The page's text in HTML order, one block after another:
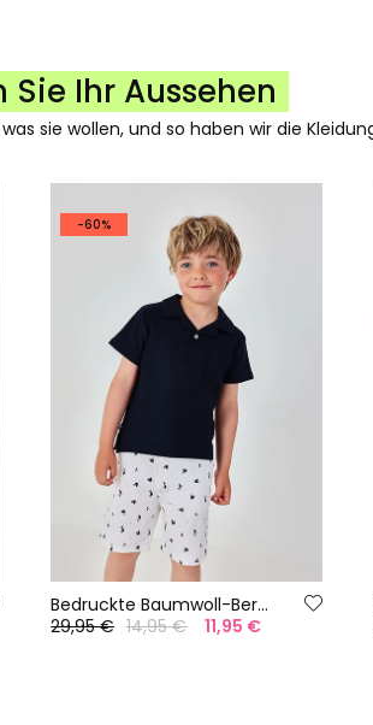
Ihr Aussehen
sie wollen, und so haben wir die
-60%
Bedruckte Baumwoll-Bermudashorts
29,95 € 14,95 € 11,95 €